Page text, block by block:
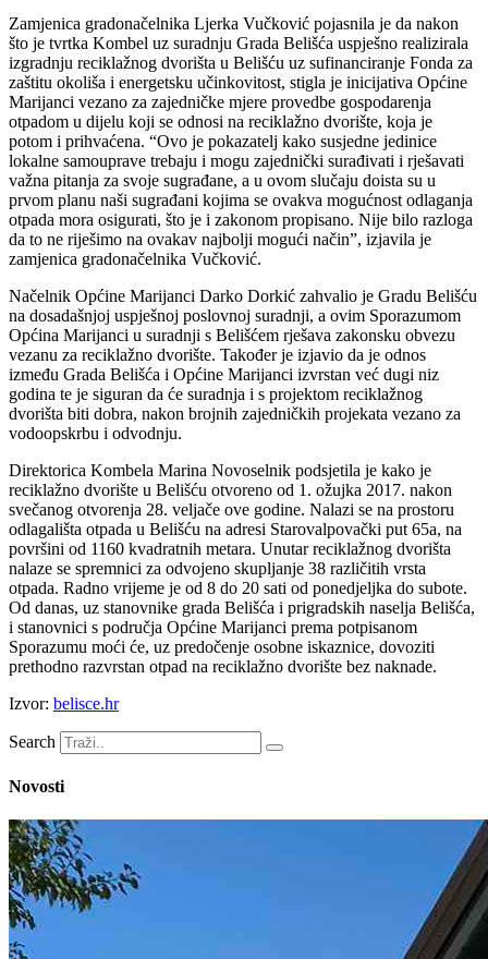
Zamjenica gradonačelnika Ljerka Vučković pojasnila je da nakon
što je tvrtka Kombel uz suradnju Grada Belišća uspješno realizirala
izgradnju reciklažnog dvorišta u Belišću uz sufinanciranje Fonda za
zaštitu okoliša i energetsku učinkovitost, stigla je inicijativa Općine
Marijanci vezano za zajedničke mjere provedbe gospodarenja
otpadom u dijelu koji se odnosi na reciklažno dvorište, koja je
potom i prihvaćena. “Ovo je pokazatelj kako susjedne jedinice
lokalne samouprave trebaju i mogu zajednički surađivati i rješavati
važna pitanja za svoje sugrađane, a u ovom slučaju doista su u
prvom planu naši sugrađani kojima se ovakva mogućnost odlaganja
otpada mora osigurati, što je i zakonom propisano. Nije bilo razloga
da to ne riješimo na ovakav najbolji mogući način”, izjavila je
zamjenica gradonačelnika Vučković.
Načelnik Općine Marijanci Darko Dorkić zahvalio je Gradu Belišću
na dosadašnjoj uspješnoj poslovnoj suradnji, a ovim Sporazumom
Općina Marijanci u suradnji s Belišćem rješava zakonsku obvezu
vezanu za reciklažno dvorište. Također je izjavio da je odnos
između Grada Belišća i Općine Marijanci izvrstan već dugi niz
godina te je siguran da će suradnja i s projektom reciklažnog
dvorišta biti dobra, nakon brojnih zajedničkih projekata vezano za
vodoopskrbu i odvodnju.
Direktorica Kombela Marina Novoselnik podsjetila je kako je
reciklažno dvorište u Belišću otvoreno od 1. ožujka 2017. nakon
svečanog otvorenja 28. veljače ove godine. Nalazi se na prostoru
odlagališta otpada u Belišću na adresi Starovalpovački put 65a, na
površini od 1160 kvadratnih metara. Unutar reciklažnog dvorišta
nalaze se spremnici za odvojeno skupljanje 38 različitih vrsta
otpada. Radno vrijeme je od 8 do 20 sati od ponedjeljka do subote.
Od danas, uz stanovnike grada Belišća i prigradskih naselja Belišća,
i stanovnici s područja Općine Marijanci prema potpisanom
Sporazumu moći će, uz predočenje osobne iskaznice, dovoziti
prethodno razvrstan otpad na reciklažno dvorište bez naknade.
Izvor: belisce.hr
Search
Novosti